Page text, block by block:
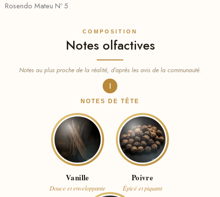
Rosendo Mateu Nº 5.
COMPOSITION
Notes olfactives
Notes au plus proche de la réalité, d’après les avis de la communauté.
I
NOTES DE TÊTE
Vanille
Douce et enveloppante
Poivre
Épicé et piquant